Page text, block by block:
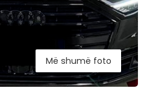
Më shumë foto